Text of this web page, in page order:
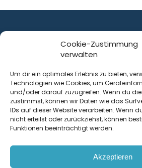
Cookie-Zustimmung
verwalten
Um dir ein optimales Erlebnis zu bieten,
Technologien wie Cookies, um
und/oder darauf zuzugreifen. Wenn du
zustimmst, können wir Daten wie das
IDs auf dieser Website verarbeiten. Wenn
nicht erteilst oder zurückziehst, können
Funktionen beeinträchtigt werden.
Akzeptieren
ist ein Service
Krenn Real
Tischlerstraße
4050Traun|
Kontakt